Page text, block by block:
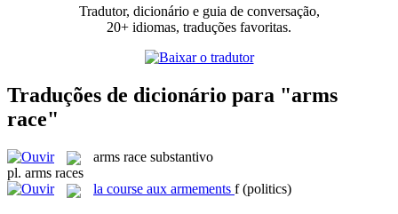
Tradutor, dicionário e guia de conversação,
20+ idiomas, traduções favoritas.
Traduções de dicionário para "arms
race"
arms race substantivo
pl. arms races
la course aux armements f (politics)